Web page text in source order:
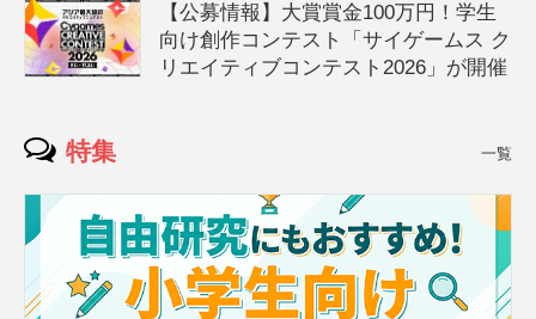
【公募情報】大賞賞金100万円！学生
向け創作コンテスト「サイゲームス ク
リエイティブコンテスト2026」が開催
特集 一覧